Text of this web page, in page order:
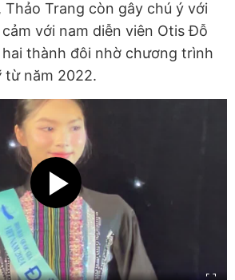
Thảo Trang còn gây chú ý với
với nam diễn viên Otis Đỗ
thành đôi nhờ chương trình
từ năm 2022.